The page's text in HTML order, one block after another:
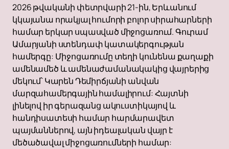
2026 թվականի փետրվարի 21-ին, Երևանում
կկայանա որակյալ հումորի բոլոր սիրահարների
համար երկար սպասված միջոցառում. Գուրամ
Ամարյանի ստենդափ կատակերգության
համերգը: Միջոցառումը տեղի կունենա քաղաքի
ամենամեծ և ամենաժամանակակից վայրերից
մեկում՝ Կարեն Դեմիրճյանի անվան
մարզահամերգային համալիրում: Հայտնի
լինելով իր գերազանց ակուստիկայով և
հանդիսատեսի համար հարմարավետ
պայմաններով, այն իդեալական վայր է
մեծածավալ միջոցառումների համար: